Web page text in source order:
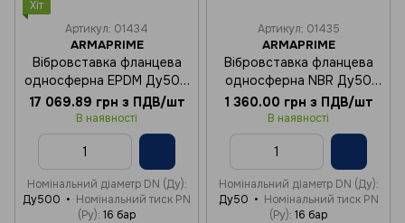
Хіт
Артикул: 01434
ARMAPRIME
Вібровставка фланцева
односферна EPDM Ду500
Ру16
17 069.89 грн з ПДВ/шт
В наявності
Номінальний діаметр DN (Ду)
Ду500
Номінальний тиск PN
(Ру) 16 бар
Артикул: 01435
ARMAPRIME
Вібровставка фланцева
односферна NBR Ду50
Ру16
1 360.00 грн з ПДВ/шт
В наявності
Номінальний діаметр DN (Ду)
Ду50
Номінальний тиск PN
(Ру) 16 бар